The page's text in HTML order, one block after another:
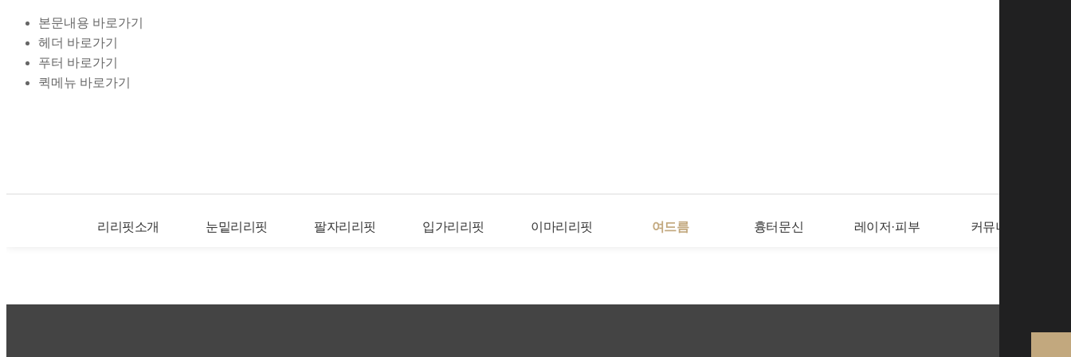
본문내용 바로가기
헤더 바로가기
푸터 바로가기
퀵메뉴 바로가기
리리핏소개 눈밑리리핏 팔자리리핏 입가리리핏 이마리리핏 여드름 흉터문신 레이저·피부 커뮤니티